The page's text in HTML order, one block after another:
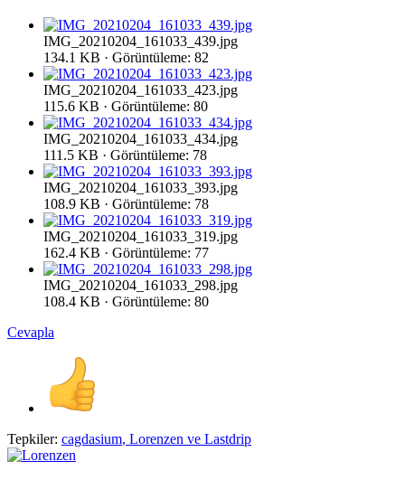
IMG_20210204_161033_439.jpg
134.1 KB · Görüntüleme: 82
IMG_20210204_161033_423.jpg
115.6 KB · Görüntüleme: 80
IMG_20210204_161033_434.jpg
111.5 KB · Görüntüleme: 78
IMG_20210204_161033_393.jpg
108.9 KB · Görüntüleme: 78
IMG_20210204_161033_319.jpg
162.4 KB · Görüntüleme: 77
IMG_20210204_161033_298.jpg
108.4 KB · Görüntüleme: 80
Cevapla
Tepkiler: cagdasium, Lorenzen ve Lastdrip